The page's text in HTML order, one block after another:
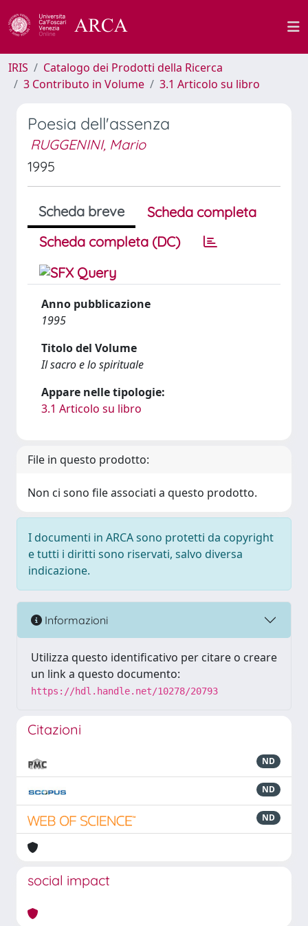
IRIS
Catalogo dei Prodotti della Ricerca
3 Contributo in Volume
3.1 Articolo su libro
Poesia dell'assenza
RUGGENINI, Mario
1995
Scheda breve
Scheda completa
Scheda completa (DC)
Anno pubblicazione
1995
Titolo del Volume
Il sacro e lo spirituale
Appare nelle tipologie:
3.1 Articolo su libro
File in questo prodotto:
Non ci sono file associati a questo prodotto.
I documenti in ARCA sono protetti da copyright
e tutti i diritti sono riservati, salvo diversa
indicazione.
Informazioni
Utilizza questo identificativo per citare o creare
un link a questo documento:
https://hdl.handle.net/10278/20793
Citazioni
ND
ND
ND
social impact